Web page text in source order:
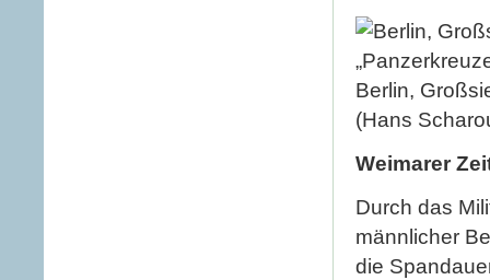
Berlin,
(Hans
Weimarer
Durch das
männlicher
die